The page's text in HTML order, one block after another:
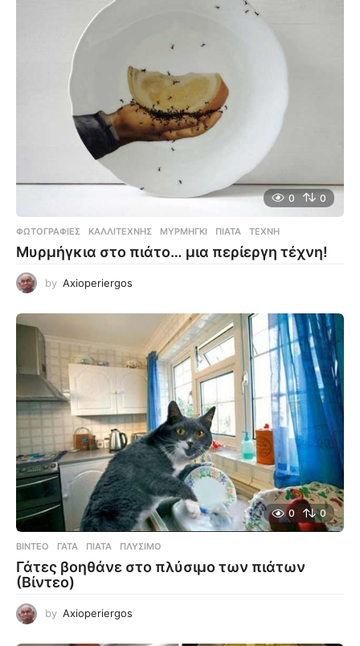
0 0
ΦΩΤΟΓΡΑΦΊΕΣ ΚΑΛΛΙΤΈΧΝΗΣ ,ΜΥΡΜΉΓΚΙ ,ΠΙΆΤΑ ,ΤΈΧΝΗ
Μυρμήγκια στο πιάτο… μια περίεργη τέχνη!
by Axioperiergos
0 0
ΒΊΝΤΕΟ ΓΆΤΑ ,ΠΙΆΤΑ ,ΠΛΎΣΙΜΟ
Γάτες βοηθάνε στο πλύσιμο των πιάτων
(Βίντεο)
by Axioperiergos